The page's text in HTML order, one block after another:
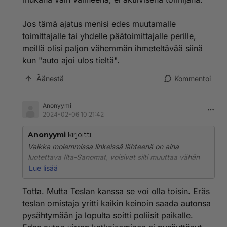
Jos tämä ajatus menisi edes muutamalle
toimittajalle tai yhdelle päätoimittajalle perille,
meillä olisi paljon vähemmän ihmeteltävää siinä
kun "auto ajoi ulos tieltä".
Äänestä Kommentoi
Anonyymi
2024-02-06 10:21:42
Anonyymi kirjoitti:
Vaikka molemmissa linkeissä lähteenä on aina
luotettava Ilta-Sanomat, voisivat silti muuttaa vähän
uutisointinsa kirjoitusasua.
Molemmissa jutuissa "auto ajoi" ja teki sitä-sun-tätä
auton käytöstä eri tavoilla. Auto on mukana vain
välineenä, ei aktiivisena toimijana.
Lue lisää
Totta. Mutta Teslan kanssa se voi olla toisin. Eräs
teslan omistaja yritti kaikin keinoin saada autonsa
pysähtymään ja lopulta soitti poliisit paikalle.